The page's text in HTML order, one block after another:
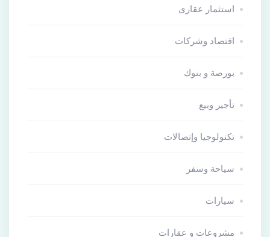
استثمار عقارى
اقتصاد وشركات
بورصة و بنوك
تأجير وبيع
تكنولوجيا وإتصالات
سياحة وسفر
سيارات
مشروعات و عقارات